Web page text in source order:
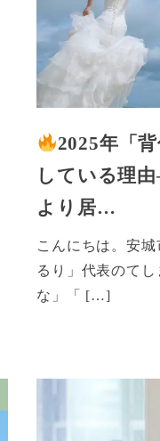
2025年「
している理
より居…
こんにちは。安
るり」代表のて
な」「 […]